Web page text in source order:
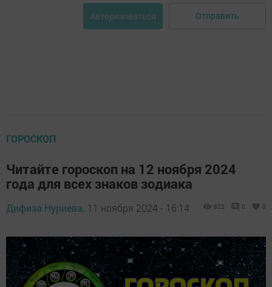
Авторизоваться Отправить
ГОРОСКОП
Читайте гороскоп на 12 ноября 2024
года для всех знаков зодиака
Дифиза Нуриева, 11 ноября 2024 - 16:14 822 0 0